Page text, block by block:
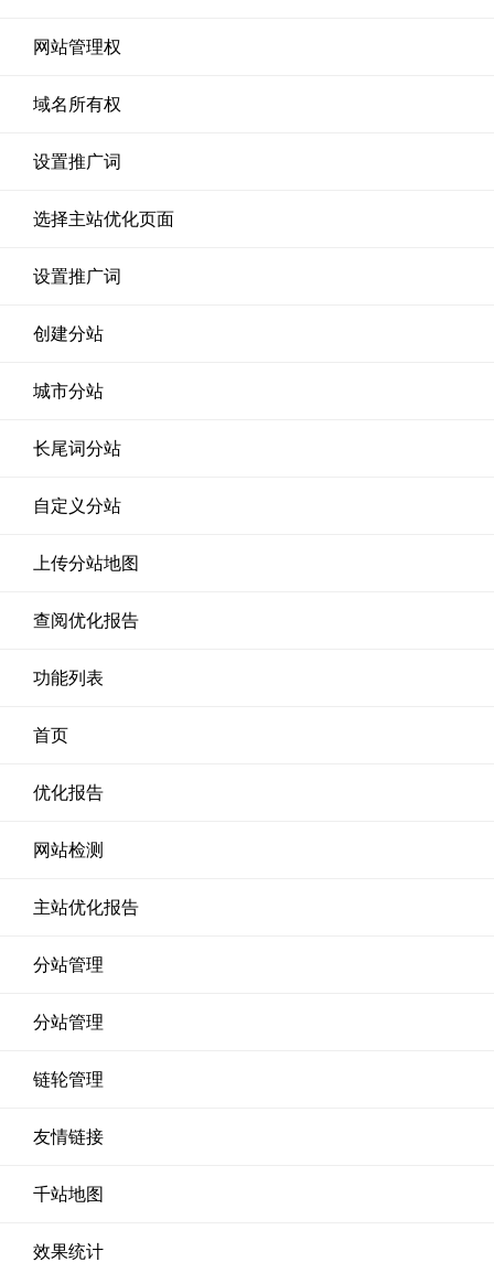
网站管理权
域名所有权
设置推广词
选择主站优化页面
设置推广词
创建分站
城市分站
长尾词分站
自定义分站
上传分站地图
查阅优化报告
功能列表
首页
优化报告
网站检测
主站优化报告
分站管理
分站管理
链轮管理
友情链接
千站地图
效果统计